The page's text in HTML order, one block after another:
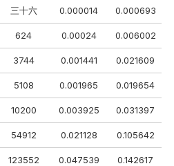
三十六 0.000014 0.000693
624 0.00024 0.006002
3744 0.001441 0.021609
5108 0.001965 0.019654
10200 0.003925 0.031397
54912 0.021128 0.105642
123552 0.047539 0.142617